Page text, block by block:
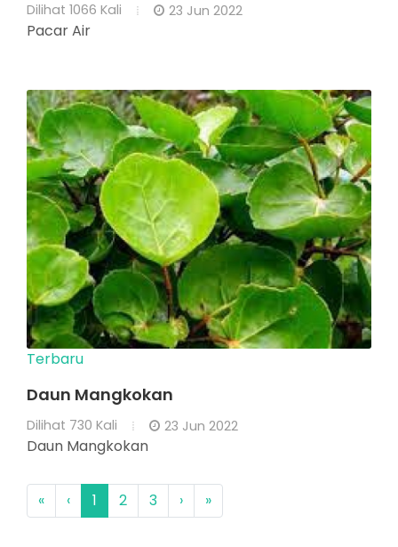
Dilihat 1066 Kali 23 Jun 2022
Pacar Air
Terbaru
Daun Mangkokan
Dilihat 730 Kali 23 Jun 2022
Daun Mangkokan
« ‹ 1 2 3 › »